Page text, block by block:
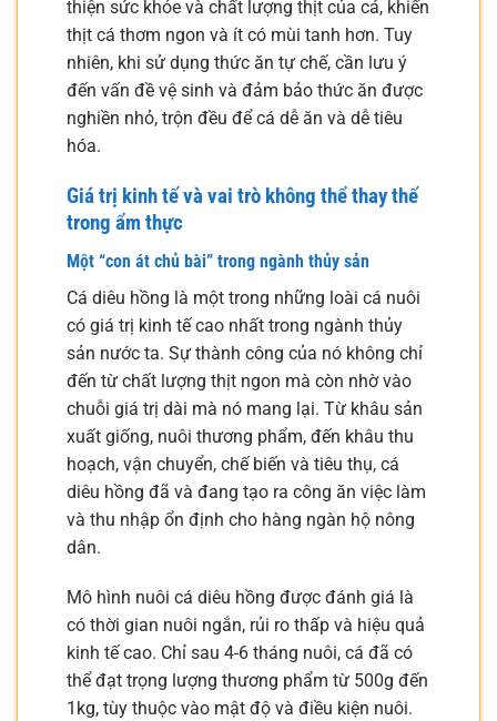
thiện sức khỏe và chất lượng thịt của cá, khiến
thịt cá thơm ngon và ít có mùi tanh hơn. Tuy
nhiên, khi sử dụng thức ăn tự chế, cần lưu ý
đến vấn đề vệ sinh và đảm bảo thức ăn được
nghiền nhỏ, trộn đều để cá dễ ăn và dễ tiêu
hóa.
Giá trị kinh tế và vai trò không thể thay thế
trong ẩm thực
Một “con át chủ bài” trong ngành thủy sản
Cá diêu hồng là một trong những loài cá nuôi
có giá trị kinh tế cao nhất trong ngành thủy
sản nước ta. Sự thành công của nó không chỉ
đến từ chất lượng thịt ngon mà còn nhờ vào
chuỗi giá trị dài mà nó mang lại. Từ khâu sản
xuất giống, nuôi thương phẩm, đến khâu thu
hoạch, vận chuyển, chế biến và tiêu thụ, cá
diêu hồng đã và đang tạo ra công ăn việc làm
và thu nhập ổn định cho hàng ngàn hộ nông
dân.
Mô hình nuôi cá diêu hồng được đánh giá là
có thời gian nuôi ngắn, rủi ro thấp và hiệu quả
kinh tế cao. Chỉ sau 4-6 tháng nuôi, cá đã có
thể đạt trọng lượng thương phẩm từ 500g đến
1kg, tùy thuộc vào mật độ và điều kiện nuôi.